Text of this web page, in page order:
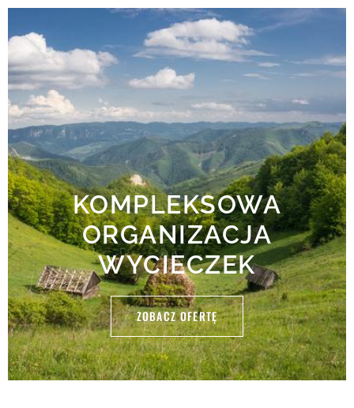
KOMPLEKSOWA
ORGANIZACJA
WYCIECZEK
ZOBACZ OFERTĘ